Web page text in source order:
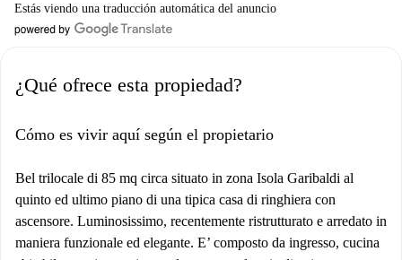
Estás viendo una traducción automática del anuncio
¿Qué ofrece esta propiedad?
Cómo es vivir aquí según el propietario
Bel trilocale di 85 mq circa situato in zona Isola Garibaldi al
quinto ed ultimo piano di una tipica casa di ringhiera con
ascensore. Luminosissimo, recentemente ristrutturato e arredato in
maniera funzionale ed elegante. E’ composto da ingresso, cucina